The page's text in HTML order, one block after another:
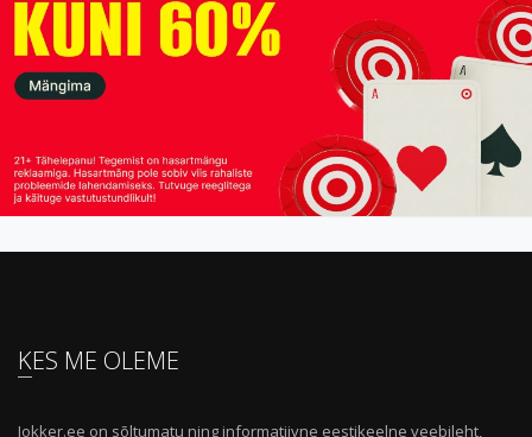
KES ME OLEME
Jokker.ee on sõltumatu ning informatiivne eestikeelne veebileht,